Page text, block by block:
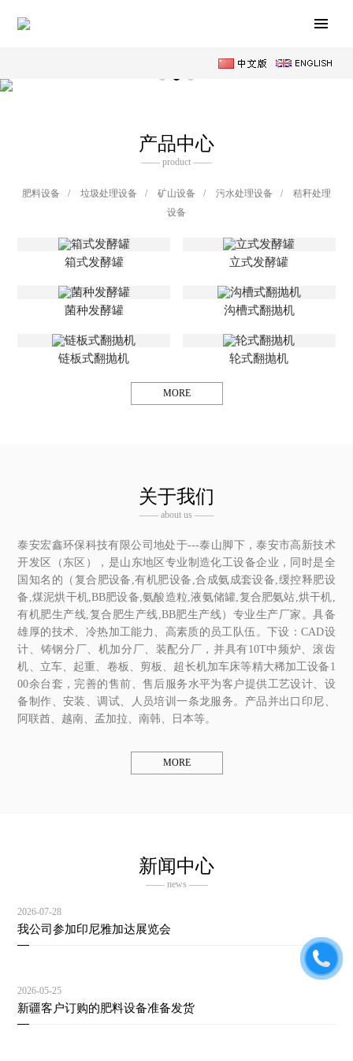
产品中心
—— product ——
肥料设备 / 垃圾处理设备 / 矿山设备 / 污水处理设备 /
秸秆处理
设备
箱式发酵罐 立式发酵罐
菌种发酵罐 沟槽式翻抛机
链板式翻抛机 轮式翻抛机
MORE
关于我们
—— about us ——
泰安宏鑫环保科技有限公司地处于---泰山脚下，泰安市高新技术
开发区（东区），是山东地区专业制造化工设备企业，同时是全
国知名的（复合肥设备,有机肥设备,合成氨成套设备,缓控释肥设
备,煤泥烘干机,BB肥设备,氨酸造粒,液氨储罐,复合肥氨站,烘干机,
有机肥生产线,复合肥生产线,BB肥生产线）专业生产厂家。具备
雄厚的技术、冷热加工能力、高素质的员工队伍。下设：CAD设
计、铸钢分厂、机加分厂、装配分厂，并具有10T中频炉、滚齿
机、立车、起重、卷板、剪板、超长机加车床等精大稀加工设备1
00余台套，完善的售前、售后服务水平为客户提供工艺设计、设
备制作、安装、调试、人员培训一条龙服务。产品并出口印尼、
阿联酋、越南、孟加拉、南韩、日本等。
MORE
新闻中心
—— news ——
2026-07-28
我公司参加印尼雅加达展览会
2026-05-25
新疆客户订购的肥料设备准备发货